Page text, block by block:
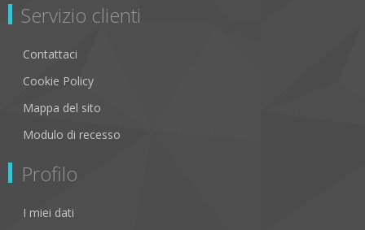
Servizio clienti
Contattaci
Cookie Policy
Mappa del sito
Modulo di recesso
Profilo
I miei dati